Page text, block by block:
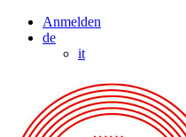
Anmelden
de
it